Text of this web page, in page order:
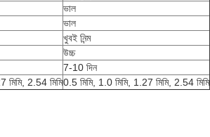
ভাল
ভাল
খুবই নিন্ম
উচ্চ
7-10 দিন
মিমি, 2.54 মিমি0.5 মিমি, 1.0 মিমি, 1.27 মিমি, 2.54 মিমি